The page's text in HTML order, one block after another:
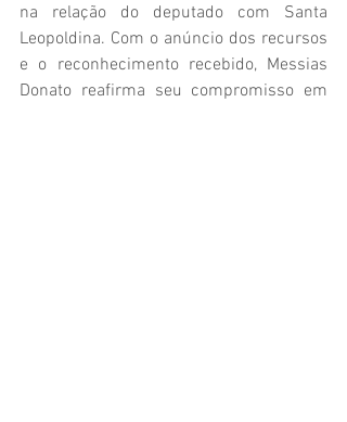
na relação do deputado com Santa
Leopoldina. Com o anúncio dos recursos
e o reconhecimento recebido, Messias
Donato reafirma seu compromisso em